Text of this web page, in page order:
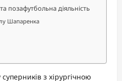
позафутбольна діяльність
Шапаренка
з хірургічною